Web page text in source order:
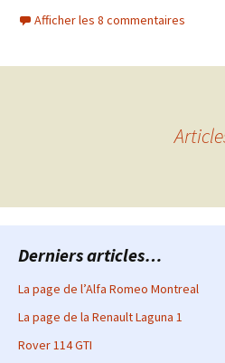
Afficher les 8 commentaires
articles
Derniers articles…
La page de l’Alfa Romeo Montreal
La page de la Renault Laguna 1
Rover 114 GTI